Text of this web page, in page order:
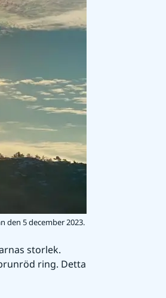
den 5 december 2023.
storlek.
ring. Detta